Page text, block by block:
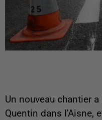
Un nouveau chantier
Quentin dans l'Aisne,